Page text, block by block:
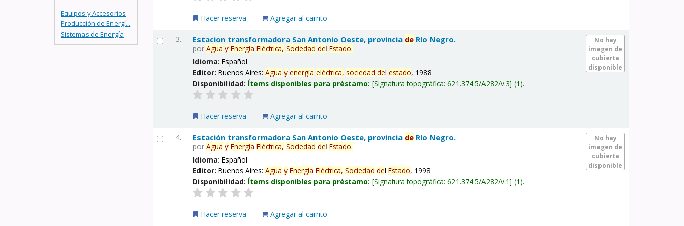
Equipos y Accesorios
Producción de Energí...
Sistemas de Energía
Hacer reserva Agregar al carrito
3.
No hay
imagen de
cubierta
disponible
Estacion transformadora San Antonio Oeste, provincia de Río Negro.
porAgua y Energía Eléctrica, Sociedad delEstado.
Idioma:Español
Editor:Buenos Aires:Agua y energía eléctrica, sociedad delestado, 1988
Disponibilidad: Ítems disponibles para préstamo: Signatura topográfica:621.374.5/A282/v.3 (1).
Hacer reserva Agregar al carrito
4.
No hay
imagen de
cubierta
disponible
Estación transformadora San Antonio Oeste, provincia de Río Negro.
porAgua y Energía Eléctrica, Sociedad delEstado.
Idioma:Español
Editor:Buenos Aires:Agua y Energía Eléctrica, Sociedad delEstado, 1998
Disponibilidad: Ítems disponibles para préstamo: Signatura topográfica:621.374.5/A282/v.1 (1).
Hacer reserva Agregar al carrito